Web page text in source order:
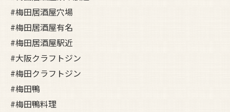
#梅田居酒屋穴場
#梅田居酒屋有名
#梅田居酒屋駅近
#大阪クラフトジン
#梅田クラフトジン
#梅田鴨
#梅田鴨料理